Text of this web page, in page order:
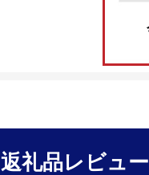
返礼品レビュー